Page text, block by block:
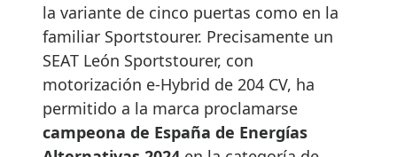
la variante de cinco puertas como en la
familiar Sportstourer. Precisamente un
SEAT León Sportstourer, con
motorización e-Hybrid de 204 CV, ha
permitido a la marca proclamarse
campeona de España de Energías